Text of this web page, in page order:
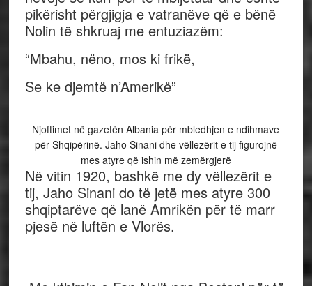
pikërisht përgjigja e vatranëve që e bënë
Nolin të shkruaj me entuziazëm:
“Mbahu, nëno, mos ki frikë,
Se ke djemtë n’Amerikë”
Njoftimet në gazetën Albania për mbledhjen e ndihmave
për Shqipërinë. Jaho Sinani dhe vëllezërit e tij figurojnë
mes atyre që ishin më zemërgjerë
Në vitin 1920, bashkë me dy vëllezërit e
tij, Jaho Sinani do të jetë mes atyre 300
shqiptarëve që lanë Amrikën për të marr
pjesë në luftën e Vlorës.